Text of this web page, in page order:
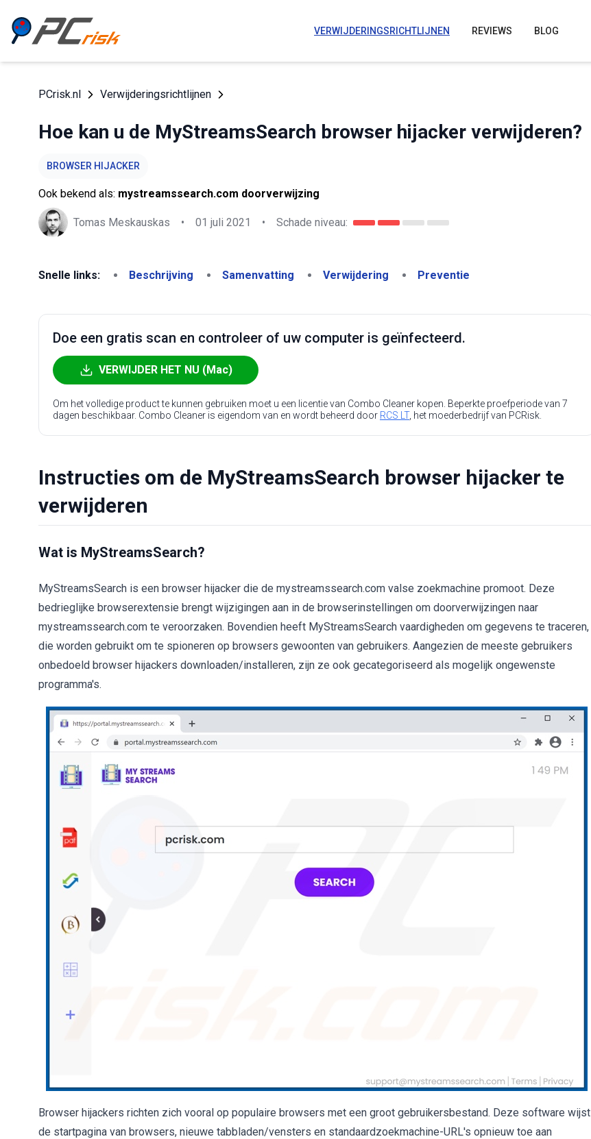
VERWIJDERINGSRICHTLIJNEN REVIEWS BLOG
PCrisk.nl Verwijderingsrichtlijnen
Hoe kan u de MyStreamsSearch browser hijacker verwijderen?
BROWSER HIJACKER
Ook bekend als: mystreamssearch.com doorverwijzing
Tomas Meskauskas • 01 juli 2021 • Schade niveau:
Snelle links: Beschrijving Samenvatting Verwijdering Preventie
Doe een gratis scan en controleer of uw computer is geïnfecteerd.
VERWIJDER HET NU (Mac)
Om het volledige product te kunnen gebruiken moet u een licentie van Combo Cleaner kopen. Beperkte proefperiode van 7
dagen beschikbaar. Combo Cleaner is eigendom van en wordt beheerd door RCS LT, het moederbedrijf van PCRisk.
Instructies om de MyStreamsSearch browser hijacker te
verwijderen
Wat is MyStreamsSearch?
MyStreamsSearch is een browser hijacker die de mystreamssearch.com valse zoekmachine promoot. Deze
bedrieglijke browserextensie brengt wijzigingen aan in de browserinstellingen om doorverwijzingen naar
mystreamssearch.com te veroorzaken. Bovendien heeft MyStreamsSearch vaardigheden om gegevens te traceren,
die worden gebruikt om te spioneren op browsers gewoonten van gebruikers. Aangezien de meeste gebruikers
onbedoeld browser hijackers downloaden/installeren, zijn ze ook gecategoriseerd als mogelijk ongewenste
programma's.
Browser hijackers richten zich vooral op populaire browsers met een groot gebruikersbestand. Deze software wijst
de startpagina van browsers, nieuwe tabbladen/vensters en standaardzoekmachine-URL's opnieuw toe aan